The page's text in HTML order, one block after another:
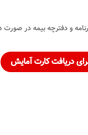
و دفترچه بیمه در صورت
دریافتکارت آمایش